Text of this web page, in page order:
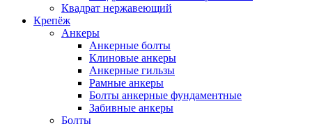
Квадрат нержавеющий
Крепёж
Анкеры
Анкерные болты
Клиновые анкеры
Анкерные гильзы
Рамные анкеры
Болты анкерные фундаментные
Забивные анкеры
Болты